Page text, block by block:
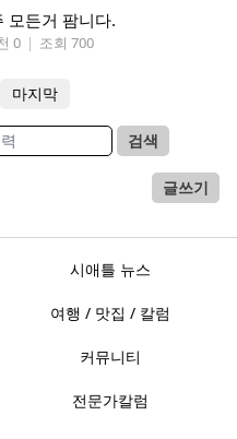
모든거 팜니다.
0 | 조회 700
마지막
검색
글쓰기
시애틀 뉴스
여행 / 맛집 / 칼럼
커뮤니티
전문가칼럼